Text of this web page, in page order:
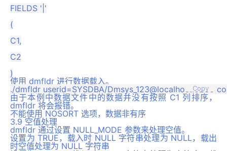
FIELDS '|'
(
C1,
C2
使用 dmfldr 进行数据载入。
Copy
由于本例中数据文件中的数据并没有按照 C1 列排序，
dmfldr 将会报错。
不能使用 NOSORT 选项，数据非有序
3.9 空值处理
dmfldr 通过设置 NULL_MODE 参数来处理空值。
设置为 TRUE，载入时 NULL 字符串处理为 NULL，载出
时空值处理为 NULL 字符串